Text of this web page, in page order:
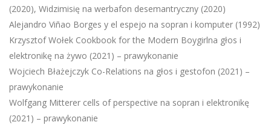
(2020), Widzimisię na werbafon desemantryczny (2020)
Alejandro Viñao Borges y el espejo na sopran i komputer (1992)
Krzysztof Wołek Cookbook for the Modern Boygirlna głos i
elektronikę na żywo (2021) – prawykonanie
Wojciech Błażejczyk Co-Relations na głos i gestofon (2021) –
prawykonanie
Wolfgang Mitterer cells of perspective na sopran i elektronikę
(2021) – prawykonanie